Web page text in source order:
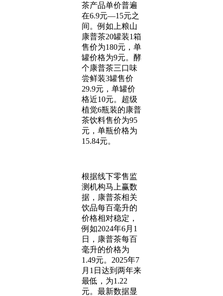
茶产品单价普遍
在6.9元—15元之
间。例如上粮山
康普茶20罐装1箱
售价为180元，单
罐价格为9元。酵
个康普茶三口味
尝鲜装3罐售价
29.9元，单罐价
格近10元。超级
植觉6瓶装的康普
茶饮料售价为95
元，单瓶价格为
15.84元。
根据线下零售监
测机构马上赢数
据，康普茶相关
饮品每百毫升的
价格相对稳定，
例如2024年6月1
日，康普茶每百
毫升的价格为
1.49元。2025年7
月1日达到两年来
最低，为1.22
元。最新数据显